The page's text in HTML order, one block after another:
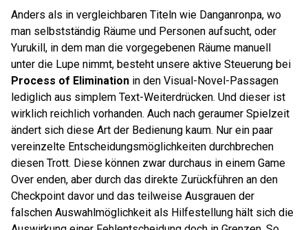
Anders als in vergleichbaren Titeln wie Danganronpa, wo
man selbstständig Räume und Personen aufsucht, oder
Yurukill, in dem man die vorgegebenen Räume manuell
unter die Lupe nimmt, besteht unsere aktive Steuerung bei
Process of Elimination in den Visual-Novel-Passagen
lediglich aus simplem Text-Weiterdrücken. Und dieser ist
wirklich reichlich vorhanden. Auch nach geraumer Spielzeit
ändert sich diese Art der Bedienung kaum. Nur ein paar
vereinzelte Entscheidungsmöglichkeiten durchbrechen
diesen Trott. Diese können zwar durchaus in einem Game
Over enden, aber durch das direkte Zurückführen an den
Checkpoint davor und das teilweise Ausgrauen der
falschen Auswahlmöglichkeit als Hilfestellung hält sich die